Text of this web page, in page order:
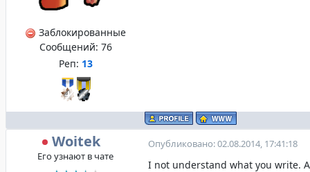
Заблокированные
Сообщений: 76
Реп: 13
Woitek
Его узнают в чате
Опубликовано: 02.08.2014, 17:41:18
I not understand what you write.